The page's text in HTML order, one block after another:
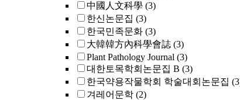
中國人文科學 (3)
한신논문집 (3)
한국민족문화 (3)
大韓韓方內科學會誌 (3)
Plant Pathology Journal (3)
대한토목학회논문집 B (3)
한국약용작물학회 학술대회논문집
겨레어문학 (2)